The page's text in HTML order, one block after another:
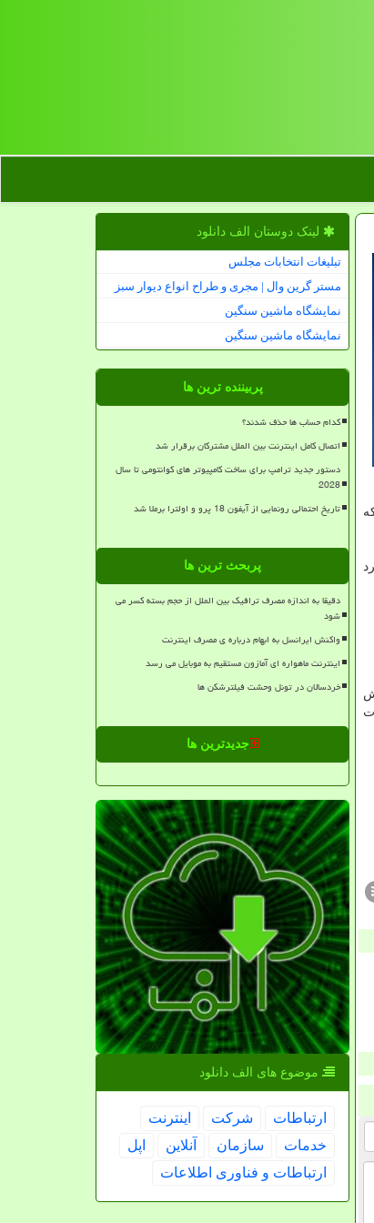
لینک دوستان الف دانلود
تبلیغات انتخابات مجلس
مستر گرین وال | مجری و طراح انواع دیوار سبز
نمایشگاه ماشین سنگین
نمایشگاه ماشین سنگین
پربیننده ترین ها
کدام حساب ها حذف شدند؟
اتصال کامل اینترنت بین الملل مشترکان برقرار شد
دستور جدید ترامپ برای ساخت کامپیوتر های کوانتومی تا سال
2028
تاریخ احتمالی رونمایی از آیفون 18 پرو و اولترا برملا شد
پربحث ترین ها
دقیقا به اندازه مصرف ترافیک بین الملل از حجم بسته کسر می
شود
واکنش ایرانسل به ابهام درباره ی مصرف اینترنت
اینترنت ماهواره ای آمازون مستقیم به موبایل می رسد
خردسالان در تونل وحشت فیلترشکن ها
جدیدترین ها
موضوع های الف دانلود
ارتباطات شركت
اینترنت
خدمات
سازمان آنلاین
اپل
ارتباطات و فناوری اطلاعات